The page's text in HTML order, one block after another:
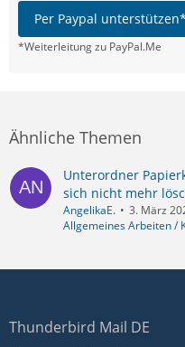
Per Paypal unterstützen*
*Weiterleitung zu PayPal.Me
Ähnliche Themen
Unterordner
sich nicht mehr
AngelikaE.
3. März
Allgemeines Arbeiten /
Thunderbird Mail DE